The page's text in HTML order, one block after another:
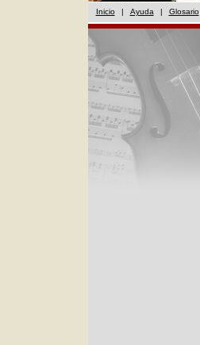
Inicio | Ayuda | Glosario